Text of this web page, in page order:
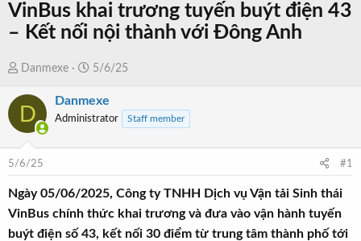
VinBus khai trương tuyến buýt điện 43
– Kết nối nội thành với Đông Anh
T
r
e
d
t
a
Danmexe
N
à
y
đ
ầ
u
5/6/25
D Danmexe
Administrator Staff member
5/6/25 #1
Ngày 05/06/2025, Công ty TNHH Dịch vụ Vận tải Sinh thái
VinBus chính thức khai trương và đưa vào vận hành tuyến
buýt điện số 43, kết nối 30 điểm từ trung tâm thành phố tới